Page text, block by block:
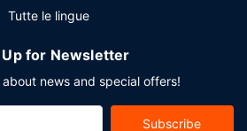
Tutte le lingue
Up for Newsletter
news and special offers!
Subscribe